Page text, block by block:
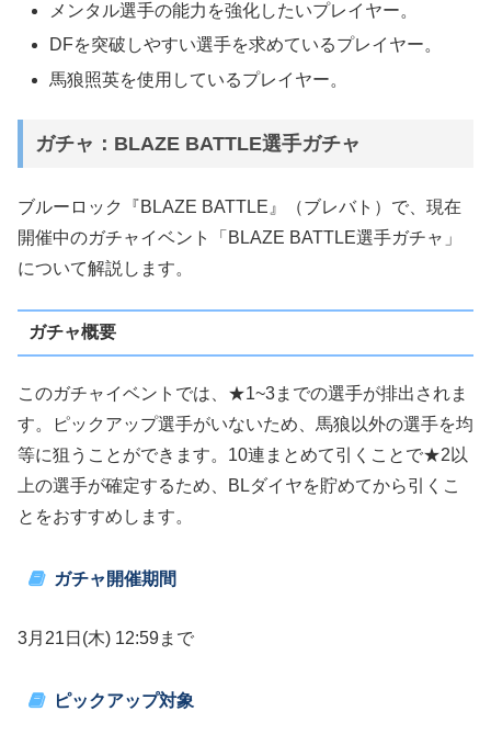
メンタル選手の能力を強化したいプレイヤー。
DFを突破しやすい選手を求めているプレイヤー。
馬狼照英を使用しているプレイヤー。
ガチャ：BLAZE BATTLE選手ガチャ
ブルーロック『BLAZE BATTLE』（ブレバト）で、現在
開催中のガチャイベント「BLAZE BATTLE選手ガチャ」
について解説します。
ガチャ概要
このガチャイベントでは、★1~3までの選手が排出されま
す。ピックアップ選手がいないため、馬狼以外の選手を均
等に狙うことができます。10連まとめて引くことで★2以
上の選手が確定するため、BLダイヤを貯めてから引くこ
とをおすすめします。
ガチャ開催期間
3月21日(木) 12:59まで
ピックアップ対象